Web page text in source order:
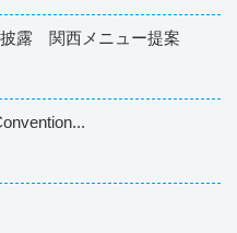
露 関西メニュー提案